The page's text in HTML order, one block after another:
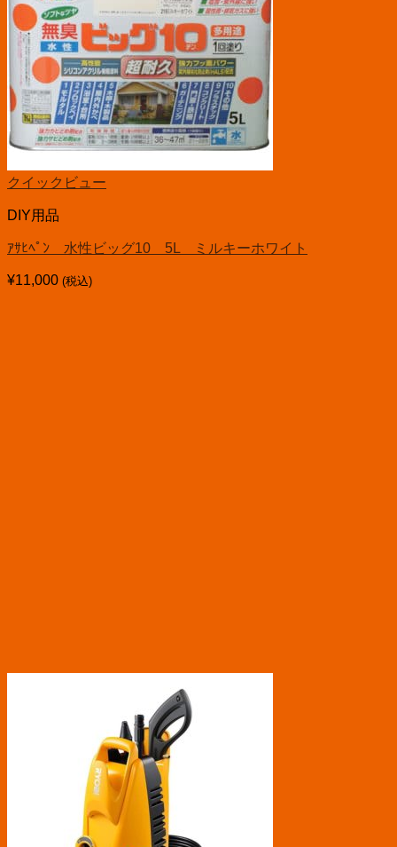
クイックビュー
DIY用品
ｱｻﾋﾍﾟﾝ 水性ビッグ10 5L ミルキーホワイト
¥11,000 (税込)